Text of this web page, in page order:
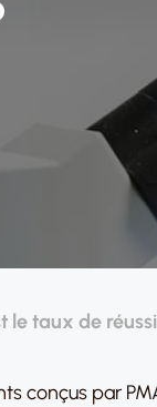
le taux de
conçus par